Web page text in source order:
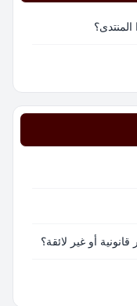
أو غير لائقة؟